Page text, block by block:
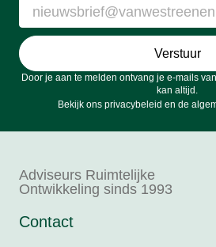
Verstuur
Door je aan te melden ontvang je e-mails
kan altijd.
Bekijk ons privacybeleid en de
Adviseurs Ruimtelijke
Ontwikkeling sinds 1993
Contact